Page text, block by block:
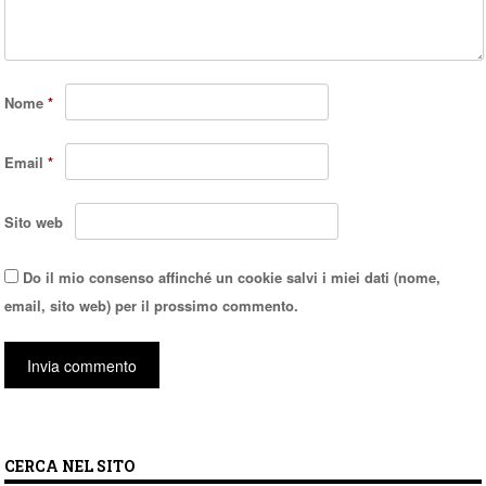
Nome*
Email*
Sito web
Do il mio consenso affinché un cookie salvi i miei dati (nome,
email, sito web) per il prossimo commento.
CERCA NEL SITO